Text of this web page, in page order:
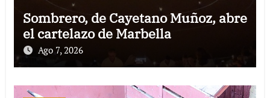
Sombrero, de Cayetano Muñoz, abre
el cartelazo de Marbella
Ago 7, 2026